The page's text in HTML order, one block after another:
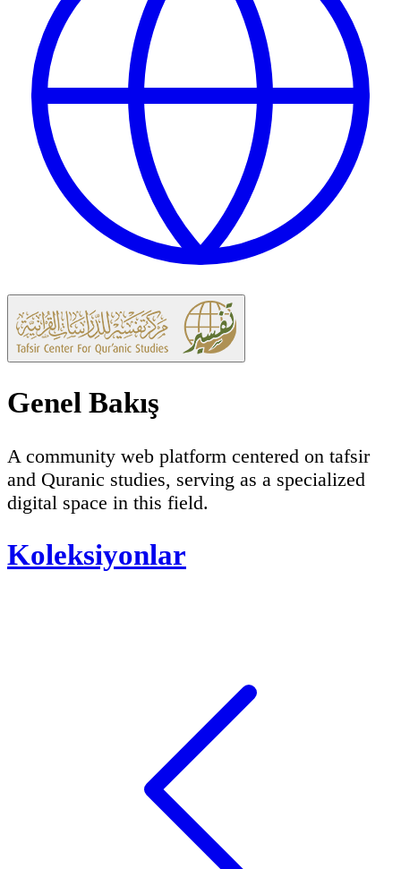
Genel Bakış
A community web platform centered on tafsir
and Quranic studies, serving as a specialized
digital space in this field.
Koleksiyonlar